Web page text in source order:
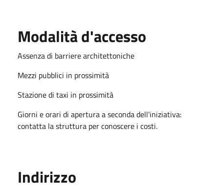
Modalità d'accesso
Assenza di barriere architettoniche
Mezzi pubblici in prossimità
Stazione di taxi in prossimità
Giorni e orari di apertura a seconda dell'iniziativa:
contatta la struttura per conoscere i costi.
Indirizzo